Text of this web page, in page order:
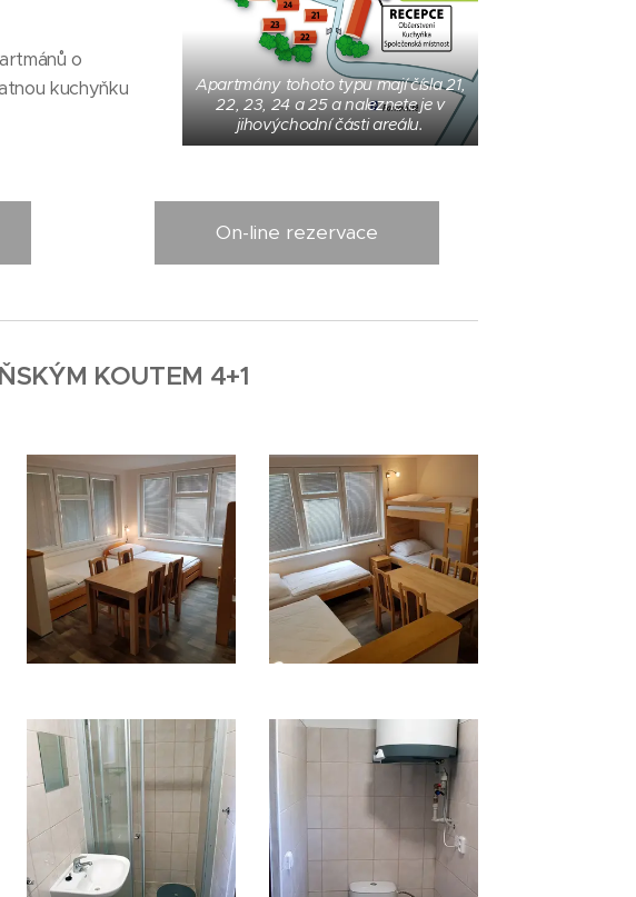
o
kuchyňku
Apartmány tohoto typu mají čísla 21,
22, 23, 24 a 25 a naleznete je v
jihovýchodní části areálu.
On-line rezervace
KOUTEM 4+1